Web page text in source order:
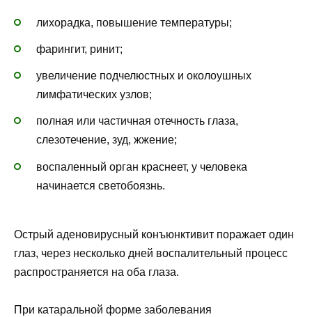
лихорадка, повышение температуры;
фарингит, ринит;
увеличение подчелюстных и околоушных
лимфатических узлов;
полная или частичная отечность глаза,
слезотечение, зуд, жжение;
воспаленный орган краснеет, у человека
начинается светобоязнь.
Острый аденовирусный конъюнктивит поражает один
глаз, через несколько дней воспалительный процесс
распространяется на оба глаза.
При катаральной форме заболевания